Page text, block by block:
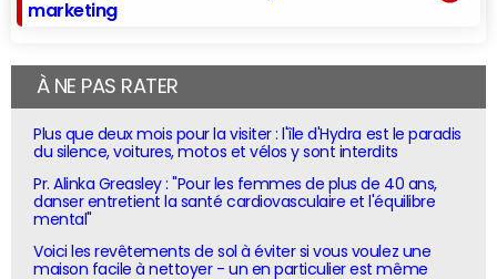
marketing
À NE PAS RATER
Plus que deux mois pour la visiter : l'île d'Hydra est le paradis
du silence, voitures, motos et vélos y sont interdits
Pr. Alinka Greasley : "Pour les femmes de plus de 40 ans,
danser entretient la santé cardiovasculaire et l'équilibre
mental"
Voici les revêtements de sol à éviter si vous voulez une
maison facile à nettoyer - un en particulier est même